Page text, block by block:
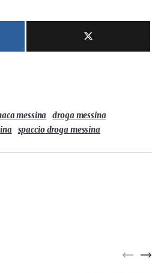
messina
droga messina
spaccio droga messina